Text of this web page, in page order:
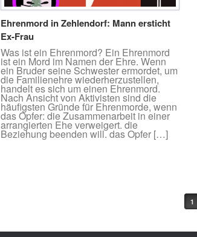
Ehrenmord in Zehlendorf: Mann ersticht
Ex-Frau
Was ist ein Ehrenmord? Ein Ehrenmord
ist ein Mord im Namen der Ehre. Wenn
ein Bruder seine Schwester ermordet, um
die Familienehre wiederherzustellen,
handelt es sich um einen Ehrenmord.
Nach Ansicht von Aktivisten sind die
häufigsten Gründe für Ehrenmorde, wenn
das Opfer: die Zusammenarbeit in einer
arrangierten Ehe verweigert. die
Beziehung beenden will. das Opfer […]
1